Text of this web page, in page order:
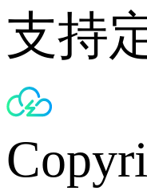
支持